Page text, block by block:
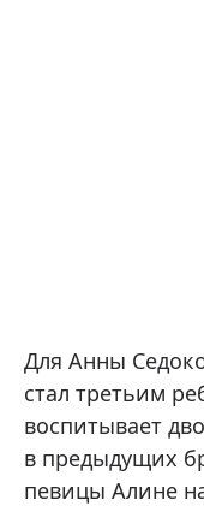
Для Анны
стал третьим
воспитывает
в предыдущих
певицы Алине